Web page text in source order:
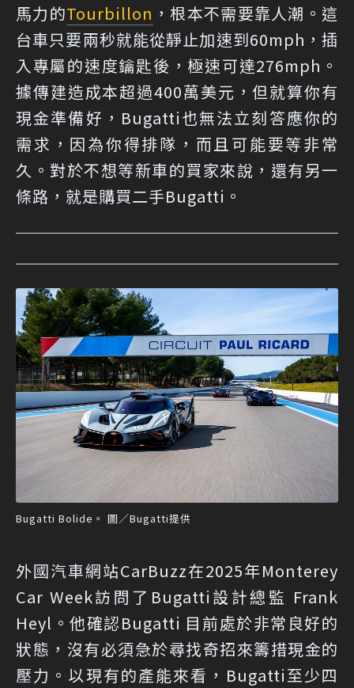
馬力的Tourbillon ，根本不需要靠人潮。這
台車只要兩秒就能從靜止加速到60mph，插
入專屬的速度鑰匙後，極速可達276mph。
據傳建造成本超過400萬美元，但就算你有
現金準備好，Bugatti也無法立刻答應你的
需求，因為你得排隊，而且可能要等非常
久。對於不想等新車的買家來說，還有另一
條路，就是購買二手Bugatti。
Bugatti Bolide。 圖／Bugatti提供
外國汽車網站CarBuzz在2025年Monterey
Car Week訪問了Bugatti設計總監 Frank
Heyl。他確認Bugatti 目前處於非常良好的
狀態，沒有必須急於尋找奇招來籌措現金的
壓力。以現有的產能來看，Bugatti至少四